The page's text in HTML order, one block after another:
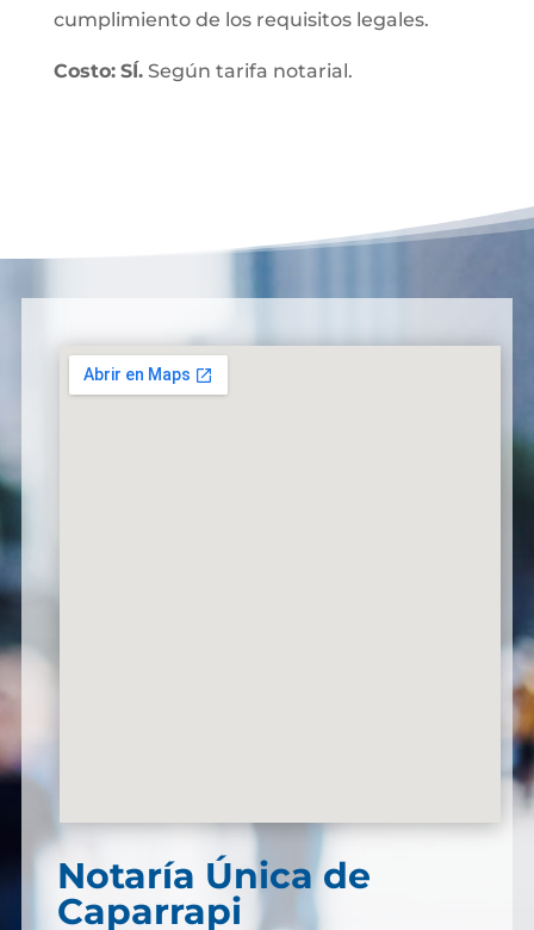
cumplimiento de los requisitos legales.
Costo: SÍ.Según tarifa notarial.
Notaría Única de
Caparrapi